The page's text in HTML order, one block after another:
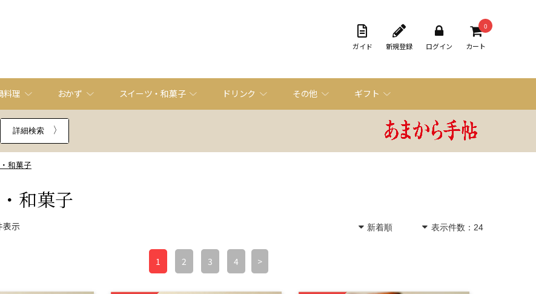
ガイド 新規登録 ログイン
0
カート
料理 おかず スイーツ・和菓子 ドリンク その他 ギフト
詳細検索
和菓子
和菓子
表示
1 2 3 4 >